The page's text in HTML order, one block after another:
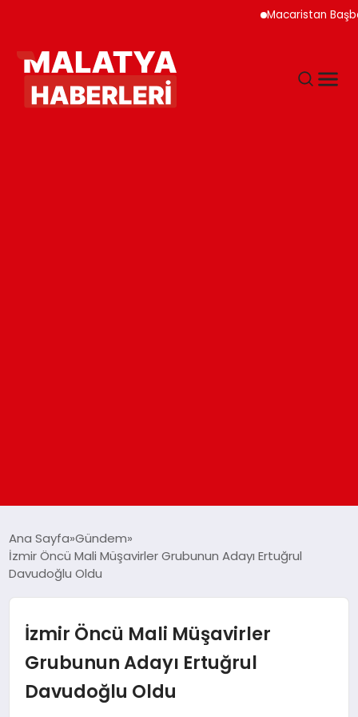
Macaristan
GÜNDEM
DÜNYA
EĞITIM
Ana Sayfa Gündem
İzmir Öncü Mali Müşavirler Grubunun Adayı Ertuğrul
Davudoğlu Oldu
İzmir Öncü Mali Müşavirler
Grubunun Adayı Ertuğrul
Davudoğlu Oldu